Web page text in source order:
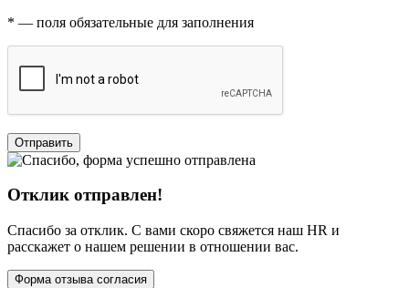
* — поля обязательные для заполнения
Отклик отправлен!
Спасибо за отклик. С вами скоро свяжется наш HR и
расскажет о нашем решении в отношении вас.
Форма отзыва согласия